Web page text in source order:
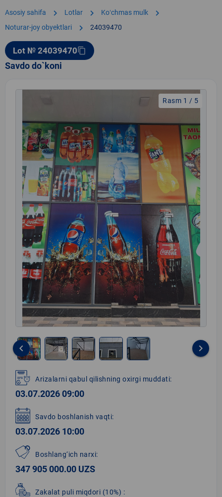
Asosiy sahifa chevron_right Lotlar chevron_right Koʻchmas mulk chevron_right
Noturar-joy obyektlari chevron_right 24039470
Lot № 24039470content_copy
Savdo do`koni
Rasm 1 / 5
1
of
5
keyboard_arrow_left keyboard_arrow_right
Arizalarni qabul qilishning oxirgi muddati:
03.07.2026 09:00
Savdo boshlanish vaqti:
03.07.2026 10:00
Boshlang‘ich narxi:
347 905 000.00 UZS
Zakalat puli miqdori (10%) :